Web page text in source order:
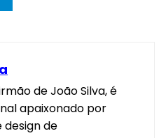
de João Silva, é
apaixonado por
design de